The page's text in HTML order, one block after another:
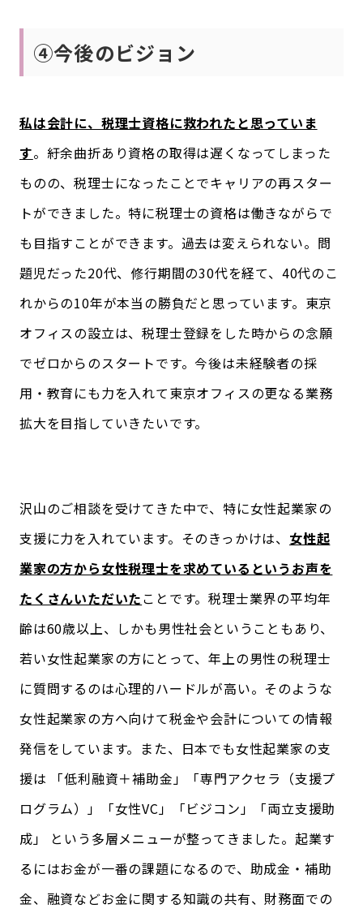
④今後のビジョン
私は会計に、税理士資格に救われたと思っていま
す。紆余曲折あり資格の取得は遅くなってしまった
ものの、税理士になったことでキャリアの再スター
トができました。特に税理士の資格は働きながらで
も目指すことができます。過去は変えられない。問
題児だった20代、修行期間の30代を経て、40代のこ
れからの10年が本当の勝負だと思っています。東京
オフィスの設立は、税理士登録をした時からの念願
でゼロからのスタートです。今後は未経験者の採
用・教育にも力を入れて東京オフィスの更なる業務
拡大を目指していきたいです。
沢山のご相談を受けてきた中で、特に女性起業家の
支援に力を入れています。そのきっかけは、 女性起
業家の方から女性税理士を求めているというお声を
たくさんいただいたことです。税理士業界の平均年
齢は60歳以上、しかも男性社会ということもあり、
若い女性起業家の方にとって、年上の男性の税理士
に質問するのは心理的ハードルが高い。そのような
女性起業家の方へ向けて税金や会計についての情報
発信をしています。また、日本でも女性起業家の支
援は 「低利融資＋補助金」「専門アクセラ（支援プ
ログラム）」「女性VC」「ビジコン」「両立支援助
成」 という多層メニューが整ってきました。起業す
るにはお金が一番の課題になるので、助成金・補助
金、融資などお金に関する知識の共有、財務面での